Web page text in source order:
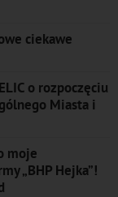
ciekawe
o rozpoczęciu
Miasta i
moje
„BHP Hejka”!